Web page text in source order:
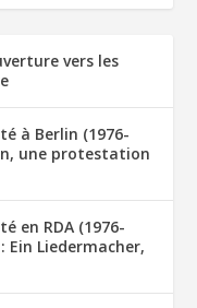
vers les
à Berlin (1976-
une protestation
en RDA (1976-
Ein Liedermacher,